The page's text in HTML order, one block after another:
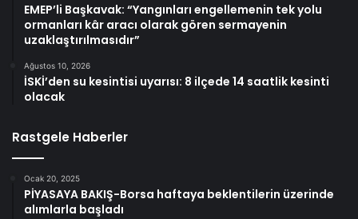
EMEP’li Başkavak: “Yangınları engellemenin tek yolu
ormanları kâr aracı olarak gören sermayenin
uzaklaştırılmasıdır”
Ağustos 10, 2026
İSKİ’den su kesintisi uyarısı: 8 ilçede 14 saatlik kesinti
olacak
Rastgele Haberler
Ocak 20, 2025
PİYASAYA BAKIŞ-Borsa haftaya beklentilerin üzerinde
alımlarla başladı